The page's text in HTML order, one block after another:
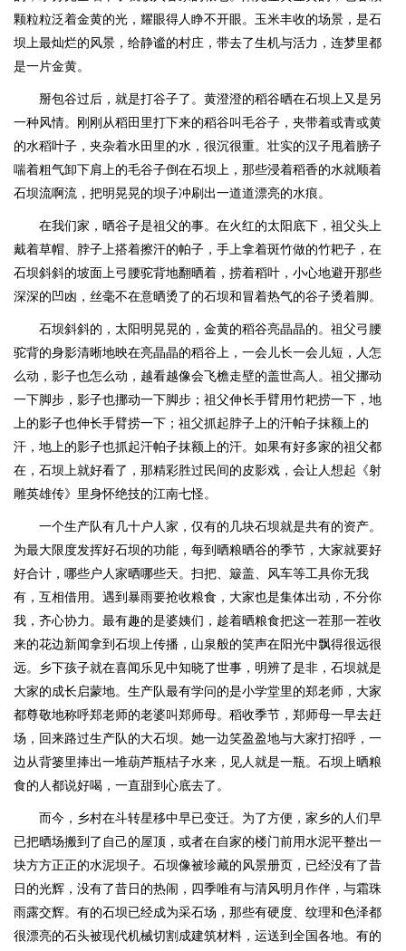
颗粒粒泛着金黄的光，耀眼得人睁不开眼。玉米丰收的场景，是石
坝上最灿烂的风景，给静谧的村庄，带去了生机与活力，连梦里都
是一片金黄。
掰包谷过后，就是打谷子了。黄澄澄的稻谷晒在石坝上又是另
一种风情。刚刚从稻田里打下来的稻谷叫毛谷子，夹带着或青或黄
的水稻叶子，夹杂着水田里的水，很沉很重。壮实的汉子甩着膀子
喘着粗气卸下肩上的毛谷子倒在石坝上，那些浸着稻香的水就顺着
石坝流啊流，把明晃晃的坝子冲刷出一道道漂亮的水痕。
在我们家，晒谷子是祖父的事。在火红的太阳底下，祖父头上
戴着草帽、脖子上搭着擦汗的帕子，手上拿着斑竹做的竹耙子，在
石坝斜斜的坡面上弓腰驼背地翻晒着，捞着稻叶，小心地避开那些
深深的凹凼，丝毫不在意晒烫了的石坝和冒着热气的谷子烫着脚。
石坝斜斜的，太阳明晃晃的，金黄的稻谷亮晶晶的。祖父弓腰
驼背的身影清晰地映在亮晶晶的稻谷上，一会儿长一会儿短，人怎
么动，影子也怎么动，越看越像会飞檐走壁的盖世高人。祖父挪动
一下脚步，影子也挪动一下脚步；祖父伸长手臂用竹耙捞一下，地
上的影子也伸长手臂捞一下；祖父抓起脖子上的汗帕子抹额上的
汗，地上的影子也抓起汗帕子抹额上的汗。如果有好多家的祖父都
在，石坝上就好看了，那精彩胜过民间的皮影戏，会让人想起《射
雕英雄传》里身怀绝技的江南七怪。
一个生产队有几十户人家，仅有的几块石坝就是共有的资产。
为最大限度发挥好石坝的功能，每到晒粮晒谷的季节，大家就要好
好合计，哪些户人家晒哪些天。扫把、簸盖、风车等工具你无我
有，互相借用。遇到暴雨要抢收粮食，大家也是集体出动，不分你
我，齐心协力。最有趣的是婆姨们，趁着晒粮食把这一茬那一茬收
来的花边新闻拿到石坝上传播，山泉般的笑声在阳光中飘得很远很
远。乡下孩子就在喜闻乐见中知晓了世事，明辨了是非，石坝就是
大家的成长启蒙地。生产队最有学问的是小学堂里的郑老师，大家
都尊敬地称呼郑老师的老婆叫郑师母。稻收季节，郑师母一早去赶
场，回来路过生产队的大石坝。她一边笑盈盈地与大家打招呼，一
边从背篓里捧出一堆葫芦瓶桔子水来，见人就是一瓶。石坝上晒粮
食的人都说好喝，一直甜到心底去了。
而今，乡村在斗转星移中早已变迁。为了方便，家乡的人们早
已把晒场搬到了自己的屋顶，或者在自家的楼门前用水泥平整出一
块方方正正的水泥坝子。石坝像被珍藏的风景册页，已经没有了昔
日的光辉，没有了昔日的热闹，四季唯有与清风明月作伴，与霜珠
雨露交辉。有的石坝已经成为采石场，那些有硬度、纹理和色泽都
很漂亮的石头被现代机械切割成建筑材料，运送到全国各地。有的